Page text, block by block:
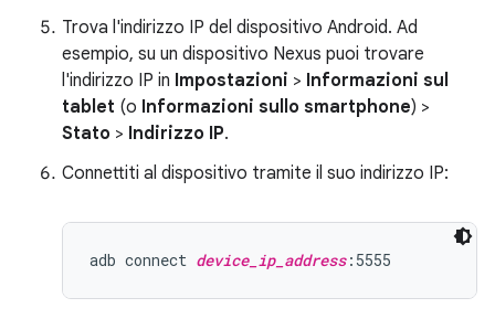
Trova l'indirizzo IP del dispositivo Android. Ad
esempio, su un dispositivo Nexus puoi trovare
l'indirizzo IP in Impostazioni > Informazioni sul
tablet (o Informazioni sullo smartphone) >
Stato > Indirizzo IP.
Connettiti al dispositivo tramite il suo indirizzo IP:
adb connect device_ip_address